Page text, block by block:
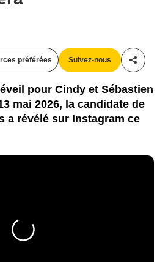
préférées Suivez-nous
pour Cindy et Sébastien
mai 2026, la candidate de
a révélé sur Instagram ce